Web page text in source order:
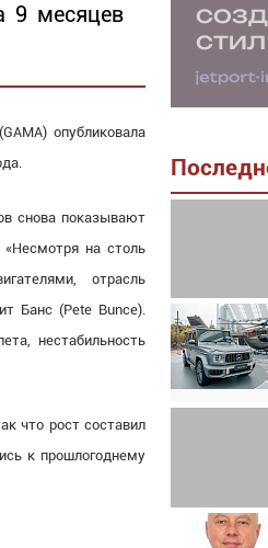
9 месяцев
опубликовала
снова показывают
«Несмотря на столь
отрасль
Банс (Pete Bunce).
нестабильность
что рост составил
к прошлогоднему